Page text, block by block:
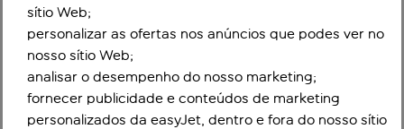
sítio Web;
personalizar as ofertas nos anúncios que podes ver no
nosso sítio Web;
analisar o desempenho do nosso marketing;
fornecer publicidade e conteúdos de marketing
personalizados da easyJet, dentro e fora do nosso sítio